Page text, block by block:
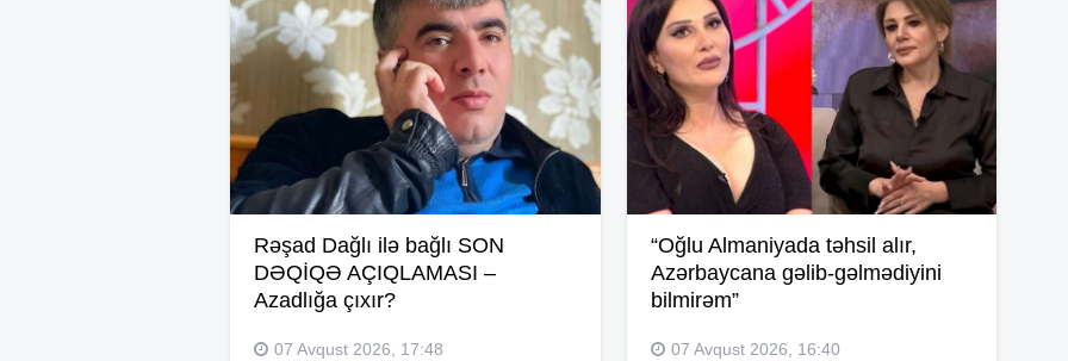
Rəşad Dağlı ilə bağlı SON
DƏQİQƏ AÇIQLAMASI –
Azadlığa çıxır?
07 Avqust 2026, 17:48
“Oğlu Almaniyada təhsil alır,
Azərbaycana gəlib-gəlmədiyini
bilmirəm”
07 Avqust 2026, 16:40